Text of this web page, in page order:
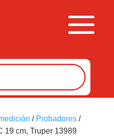
/ Probadores/
19 cm, Truper 13989